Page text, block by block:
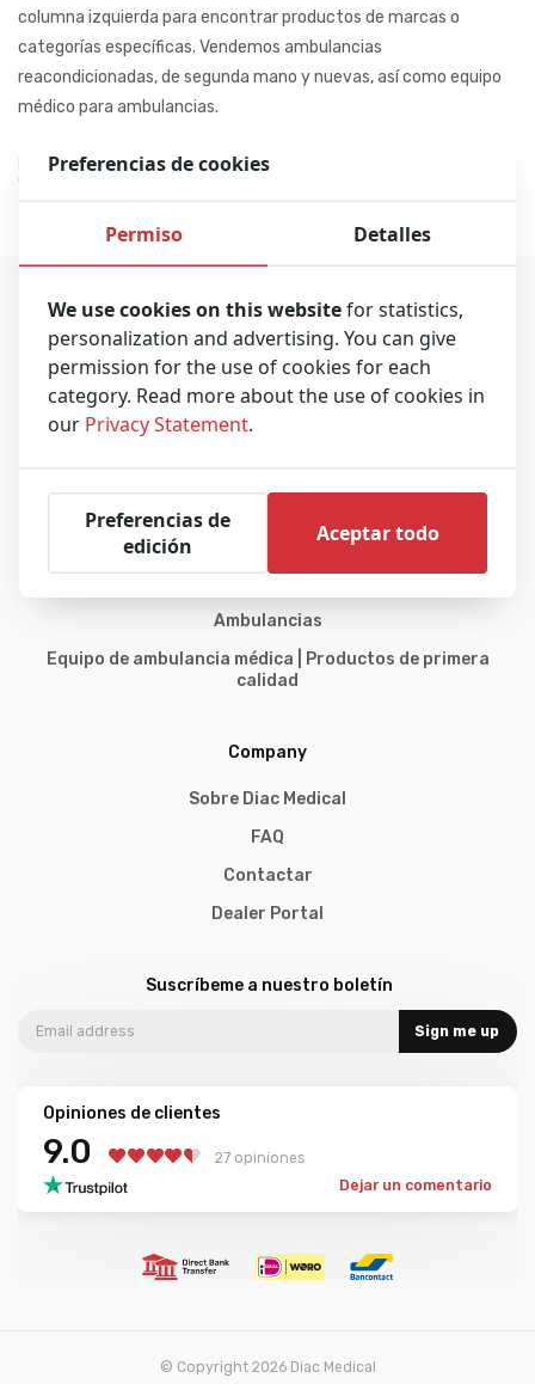
columna izquierda para encontrar productos de marcas o
categorías específicas. Vendemos ambulancias
reacondicionadas, de segunda mano y nuevas, así como equipo
médico para ambulancias.
Mostrando 0-0 de 0 resultados
Ordenar por
Diac Medical es el vendedor líder de ambulancias usadas y equipos
médicos para ambulancias recertificados y reacondicionados.
Ambulancias
Equipo de ambulancia médica | Productos de primera
calidad
Company
Sobre Diac Medical
FAQ
Contactar
Dealer Portal
Suscríbeme a nuestro boletín
Sign me up
Opiniones de clientes
9.0
27 opiniones
Dejar un comentario
© Copyright 2026 Diac Medical
Preferencias de cookies
Permiso Detalles
We use cookies on this websitefor statistics,
personalization and advertising. You can give
permission for the use of cookies for each
category. Read more about the use of cookies in
our Privacy Statement.
Preferencias de
edición
Aceptar todo